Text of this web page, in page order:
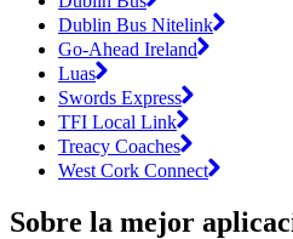
Dublin Bus Nitelink
Go-Ahead Ireland
Luas
Swords Express
TFI Local Link
Treacy Coaches
West Cork Connect
Sobre la mejor